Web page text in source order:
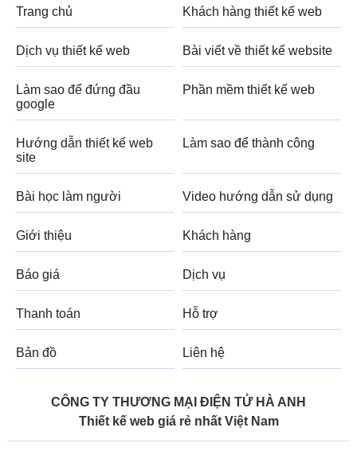
Trang chủ Khách hàng thiết kế web
Dịch vụ thiết kế web Bài viết về thiết kế website
Làm sao để đứng đầu
google
Phần mềm thiết kế web
Hướng dẫn thiết kế web
site
Làm sao để thành công
Bài học làm người Video hướng dẫn sử dụng
Giới thiệu Khách hàng
Báo giá Dịch vụ
Thanh toán Hỗ trợ
Bản đồ Liên hệ
CÔNG TY THƯƠNG MẠI ĐIỆN TỬ HÀ ANH
Thiết kế web giá rẻ nhất Việt Nam